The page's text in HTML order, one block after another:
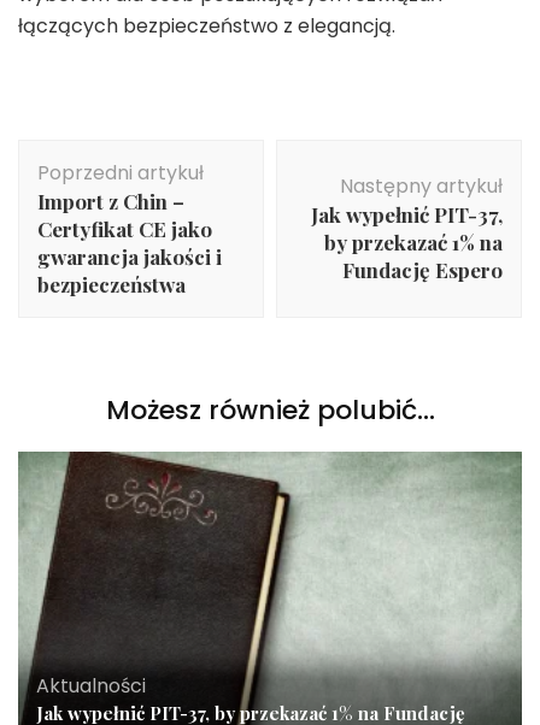
łączących bezpieczeństwo z elegancją.
wpisu
Poprzedni artykuł
Import z Chin –
Certyfikat CE jako
gwarancja jakości i
bezpieczeństwa
Następny artykuł
Jak wypełnić PIT-37,
by przekazać 1% na
Fundację Espero
Możesz również polubić…
Aktualności
Jak wypełnić PIT-37, by przekazać 1% na Fundację